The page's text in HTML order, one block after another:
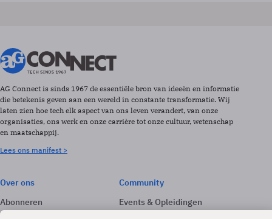
AG Connect is sinds 1967 de essentiële bron van ideeën en informatie
die betekenis geven aan een wereld in constante transformatie. Wij
laten zien hoe tech elk aspect van ons leven verandert, van onze
organisaties, ons werk en onze carrière tot onze cultuur, wetenschap
en maatschappij.
Lees ons manifest >
Over ons
Abonneren
Adverteren
Community
Events & Opleidingen